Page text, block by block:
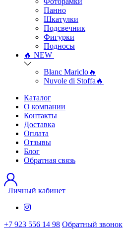
Панно
Шкатулки
Подсвечник
Фигурки
Подносы
🔥 NEW
Blanc Mariclo🔥
Nuvole di Stoffa🔥
Каталог
О компании
Контакты
Доставка
Оплата
Отзывы
Блог
Обратная связь
Личный кабинет
+7 923 556 14 98 Обратный звонок